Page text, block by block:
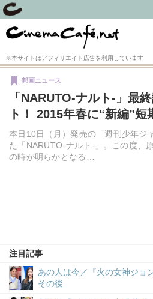
※本サイトはアフィリエイト広告を利用しています
「NARUTO-ナルト-」最
ト！ 2015年春に“新編”短
本日10日（月）発売の「週刊少年ジ
た「NARUTO-ナルト-」。この度、
の時が明らかとなる…
邦画ニュース
注目記事
あの人は今／『火の女神ジョ
その後